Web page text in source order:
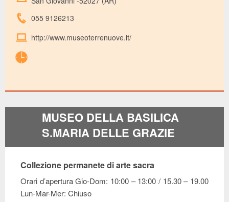
055 9126213
http://www.museoterrenuove.it/
MUSEO DELLA BASILICA
S.MARIA DELLE GRAZIE
Collezione permanete di arte sacra
Orari d’apertura Gio-Dom: 10:00 – 13:00 / 15.30 – 19.00
Lun-Mar-Mer: Chiuso